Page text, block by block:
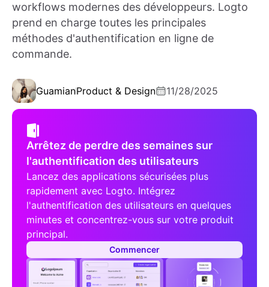
workflows modernes des développeurs. Logto
prend en charge toutes les principales
méthodes d'authentification en ligne de
commande.
GuamianProduct & Design 11/28/2025
Arrêtez de perdre des semaines sur
l'authentification des utilisateurs
Lancez des applications sécurisées plus
rapidement avec Logto. Intégrez
l'authentification des utilisateurs en quelques
minutes et concentrez-vous sur votre produit
principal.
Commencer